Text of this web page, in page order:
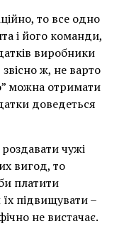
то все одно
і його команди,
виробники
ж, не варто
можна отримати
доведеться
чужі
вигод, то
платити
підвищувати –
не вистачає.